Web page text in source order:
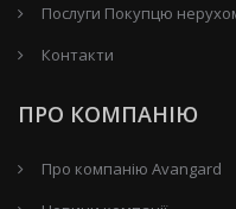
Послуги Покупцю
Контакти
ПРО КОМПАНІЮ
Про компанію Avangard